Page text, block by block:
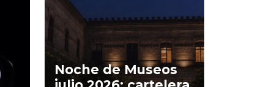
Noche de Museos